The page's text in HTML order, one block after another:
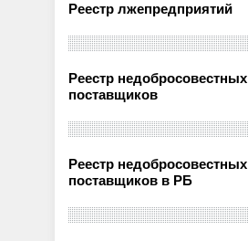
Реестр лжепредприятий
Реестр недобросовестных
поставщиков
Реестр недобросовестных
поставщиков в РБ